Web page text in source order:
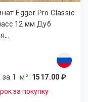
Egger Pro Classic
12 мм Дуб
за 1м²: 1517.00 ₽
за покупку